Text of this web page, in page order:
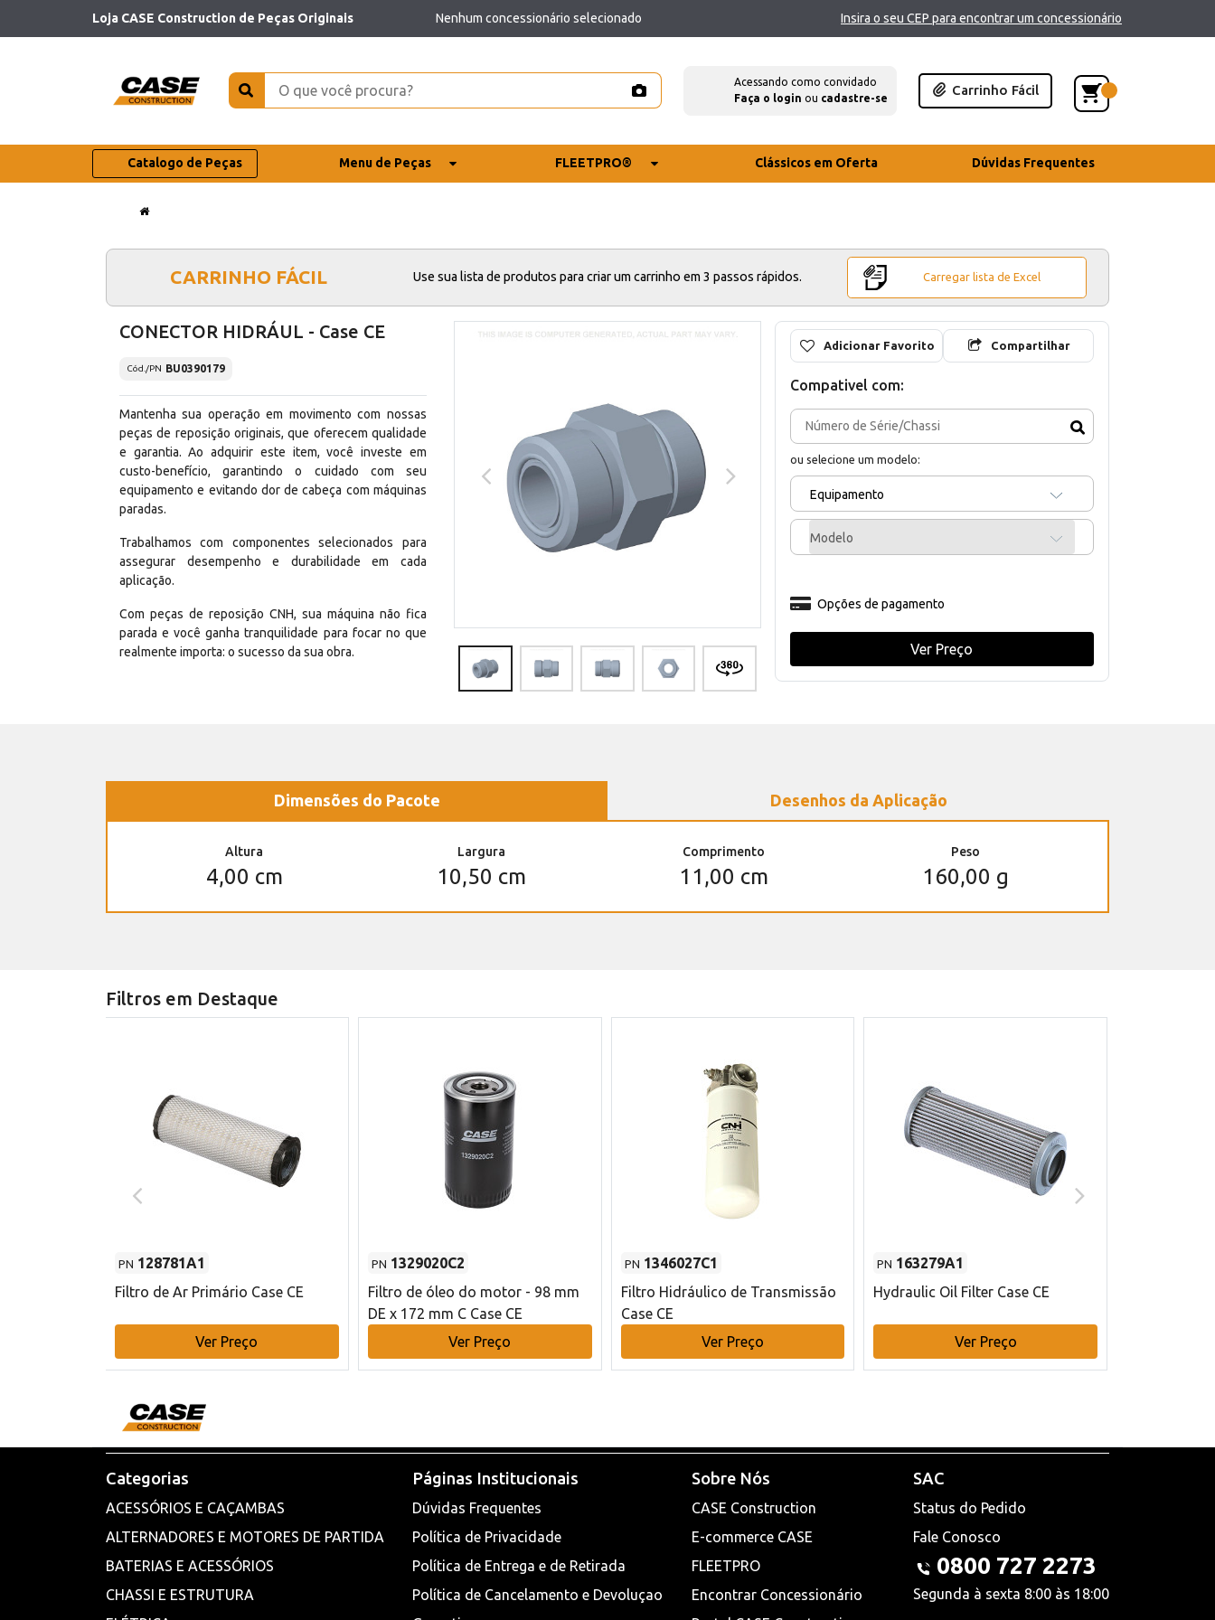
Loja CASE Construction de Peças Originais Nenhum concessionário selecionado Insira o seu CEP para encontrar um concessionário
Acessando como convidado
Faça o login ou cadastre-se
Carrinho Fácil
Catalogo de Peças Menu de Peças FLEETPRO® Clássicos em Oferta Dúvidas Frequentes
CARRINHO FÁCIL Use sua lista de produtos para criar um carrinho em 3 passos rápidos. Carregar lista de Excel
CONECTOR HIDRÁUL - Case CE
Cód./PN BU0390179
Mantenha sua operação em movimento com nossas
peças de reposição originais, que oferecem qualidade
e garantia. Ao adquirir este item, você investe em
custo-benefício, garantindo o cuidado com seu
equipamento e evitando dor de cabeça com máquinas
paradas.
Trabalhamos com componentes selecionados para
assegurar desempenho e durabilidade em cada
aplicação.
Com peças de reposição CNH, sua máquina não fica
parada e você ganha tranquilidade para focar no que
realmente importa: o sucesso da sua obra.
Adicionar Favorito Compartilhar
Compativel com:
ou selecione um modelo:
Equipamento
Modelo
Opções de pagamento
Ver Preço
Dimensões do Pacote Desenhos da Aplicação
Altura
4,00 cm
Largura
10,50 cm
Comprimento
11,00 cm
Peso
160,00 g
Filtros em Destaque
PN 128781A1
Filtro de Ar Primário Case CE
Ver Preço
PN 1329020C2
Filtro de óleo do motor - 98 mm
DE x 172 mm C Case CE
Ver Preço
PN 1346027C1
Filtro Hidráulico de Transmissão
Case CE
Ver Preço
PN 163279A1
Hydraulic Oil Filter Case CE
Ver Preço
Categorias
ACESSÓRIOS E CAÇAMBAS
ALTERNADORES E MOTORES DE PARTIDA
BATERIAS E ACESSÓRIOS
CHASSI E ESTRUTURA
Páginas Institucionais
Dúvidas Frequentes
Política de Privacidade
Política de Entrega e de Retirada
Política de Cancelamento e Devoluçao
Sobre Nós
CASE Construction
E-commerce CASE
FLEETPRO
Encontrar Concessionário
SAC
Status do Pedido
Fale Conosco
0800 727 2273
Segunda à sexta 8:00 às 18:00